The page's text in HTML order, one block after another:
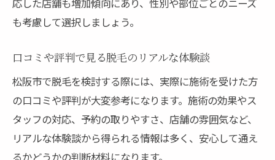
応した店舗も増加傾向にあり、性別や部位ごとのニーズ
も考慮して選択しましょう。
口コミや評判で見る脱毛のリアルな体験談
松阪市で脱毛を検討する際には、実際に施術を受けた方
の口コミや評判が大変参考になります。施術の効果やス
タッフの対応、予約の取りやすさ、店舗の雰囲気など、
リアルな体験談から得られる情報は多く、安心して通え
るかどうかの判断材料になります。